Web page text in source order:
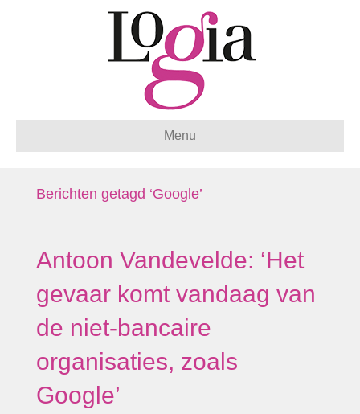
Menu
Berichten getagd ‘Google’
Antoon Vandevelde: ‘Het
gevaar komt vandaag van
de niet-bancaire
organisaties, zoals
Google’